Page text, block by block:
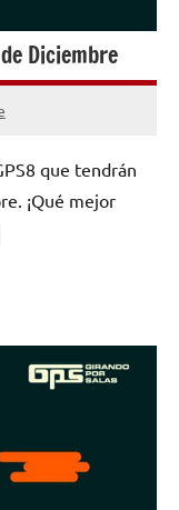
Diciembre
que tendrán
¡Qué mejor